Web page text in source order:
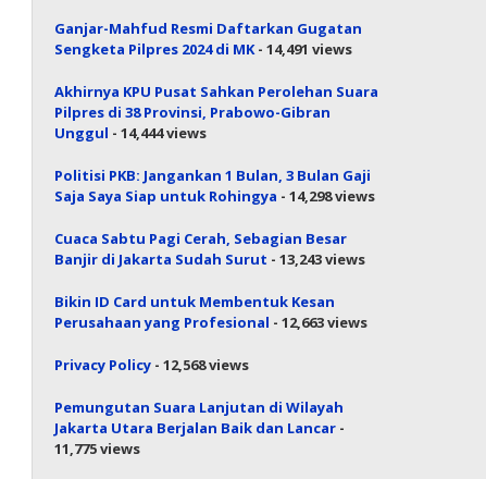
Ganjar-Mahfud Resmi Daftarkan Gugatan
Sengketa Pilpres 2024 di MK- 14,491 views
Akhirnya KPU Pusat Sahkan Perolehan Suara
Pilpres di 38 Provinsi, Prabowo-Gibran
Unggul - 14,444 views
Politisi PKB: Jangankan 1 Bulan, 3 Bulan Gaji
Saja Saya Siap untuk Rohingya - 14,298 views
Cuaca Sabtu Pagi Cerah, Sebagian Besar
Banjir di Jakarta Sudah Surut - 13,243 views
Bikin ID Card untuk Membentuk Kesan
Perusahaan yang Profesional - 12,663 views
Privacy Policy - 12,568 views
Pemungutan Suara Lanjutan di Wilayah
Jakarta Utara Berjalan Baik dan Lancar -
11,775 views